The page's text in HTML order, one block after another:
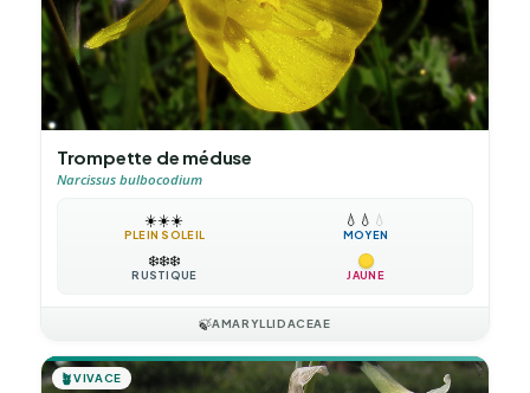
Trompette de méduse
Narcissus bulbocodium
☀️☀️☀️
PLEIN SOLEIL
💧 💧 💧
MOYEN
❄️❄️❄️
RUSTIQUE JAUNE
🍃AMARYLLIDACEAE
🪴VIVACE